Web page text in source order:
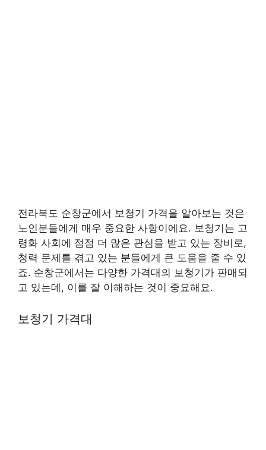
전라북도 순창군에서 보청기 가격을 알아보는 것은
노인분들에게 매우 중요한 사항이에요. 보청기는 고
령화 사회에 점점 더 많은 관심을 받고 있는 장비로,
청력 문제를 겪고 있는 분들에게 큰 도움을 줄 수 있
죠. 순창군에서는 다양한 가격대의 보청기가 판매되
고 있는데, 이를 잘 이해하는 것이 중요해요.
보청기 가격대